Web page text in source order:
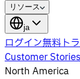
リソース
ja
ログイン無料ト
Customer Stories
North America